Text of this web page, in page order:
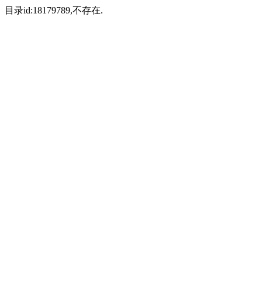
目录id:18179789,不存在.